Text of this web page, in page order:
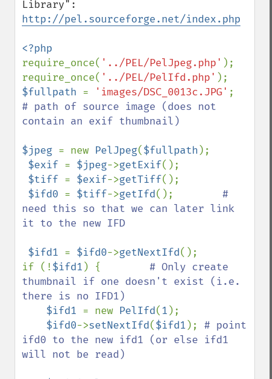
http://pel.sourceforge.net/index.php
require_once( '../PEL/PelJpeg.php' );
require_once( '../PEL/PelIfd.php'
$fullpath = 'images/DSC_0013c.JPG'
# path of source image (does not
contain an exif thumbnail)
$jpeg = new PelJpeg($fullpath );
$exif = $jpeg->getExif();
$tiff = $exif->getTiff();
$ifd0 = $tiff->getIfd(); #
need this so that we can later link
it to the new IFD
$ifd1 = $ifd0->getNextIfd();
if (!$ifd1 ) { # Only create
thumbnail if one doesn't exist (i.e.
there is no IFD1)
$ifd1 = new PelIfd(1 );
$ifd0->setNextIfd($ifd1 ); # point
ifd0 to the new ifd1 (or else ifd1
will not be read)